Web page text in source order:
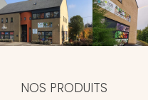
NOS PRODUITS